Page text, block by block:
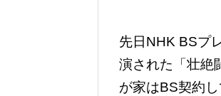
先日NHK BSプ
演された「壮絶
が家はBS契約